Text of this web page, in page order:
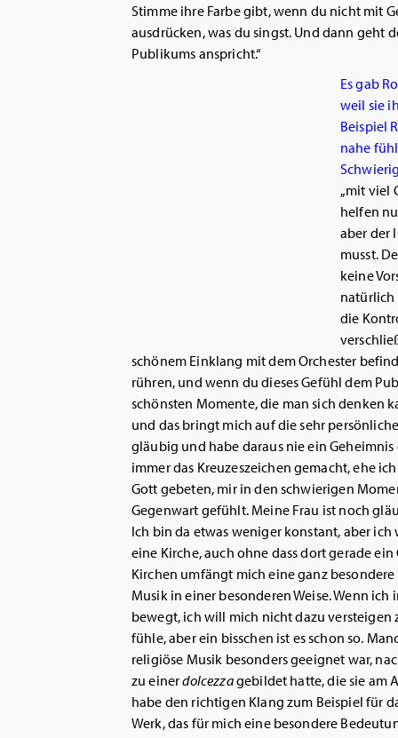
Stimme ihre Farbe gibt, wenn du nicht mit
ausdrücken, was du singst. Und dann geht
Publikums anspricht.“
Es gab
weil sie
Beispiel
nahe
„mit viel
helfen
aber der
musst.
keine
natürlich
die
schönem Einklang mit dem Orchester
rühren, und wenn du dieses Gefühl dem
schönsten Momente, die man sich denken
und das bringt mich auf die sehr
gläubig und habe daraus nie ein
immer das Kreuzeszeichen gemacht, ehe
Gott gebeten, mir in den schwierigen
Gegenwart gefühlt. Meine Frau ist noch
Ich bin da etwas weniger konstant, aber
eine Kirche, auch ohne dass dort gerade
Kirchen umfängt mich eine ganz
Musik in einer besonderen Weise. Wenn
bewegt, ich will mich nicht dazu versteigen
fühle, aber ein bisschen ist es schon so.
religiöse Musik besonders geeignet war,
zu einerdolcezzagebildet hatte, die sie am
habe den richtigen Klang zum Beispiel für
Werk, das für mich eine besondere